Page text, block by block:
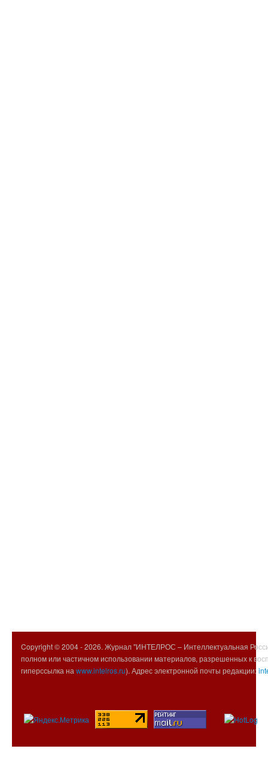
Copyright © 2004 -2026. Журнал "ИНТЕЛРОС – Интеллектуальная
полном или частичном использовании материалов, разрешенных к
гиперссылка на www.intelros.ru). Адрес электронной почты редакции: